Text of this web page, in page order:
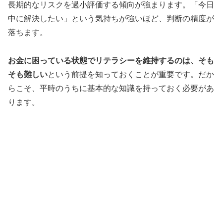
長期的なリスクを過小評価する傾向が強まります。「今日
中に解決したい」という気持ちが強いほど、判断の精度が
落ちます。
お金に困っている状態でリテラシーを維持するのは、そも
そも難しいという前提を知っておくことが重要です。だか
らこそ、平時のうちに基本的な知識を持っておく必要があ
ります。